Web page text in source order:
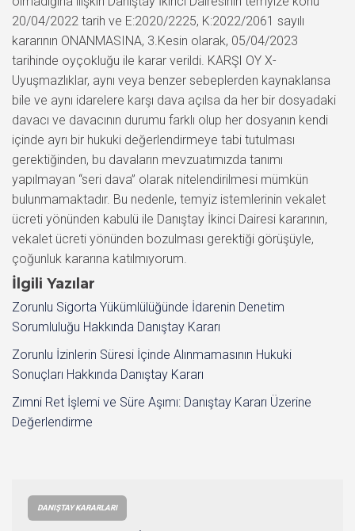
İlgili Yazılar
Zorunlu Sigorta Yükümlülüğünde İdarenin Denetim
Sorumluluğu Hakkında Danıştay Kararı
Zorunlu İzinlerin Süresi İçinde Alınmamasının Hukuki
Sonuçları Hakkında Danıştay Kararı
Zımni Ret İşlemi ve Süre Aşımı: Danıştay Kararı Üzerine
Değerlendirme
DANIŞTAY KARARLARI